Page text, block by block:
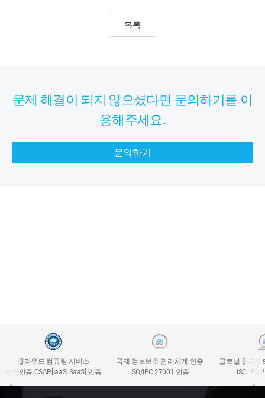
목록
문제 해결이 되지 않으셨다면 문의하기를 이
용해주세요.
문의하기
클라우드 컴퓨팅 서비스
보안인증 CSAP[IaaS, SaaS] 인증
국제 정보보호 관리체계 인증
ISO/IEC 27001 인증
글로벌 클라우
ISO/IEC